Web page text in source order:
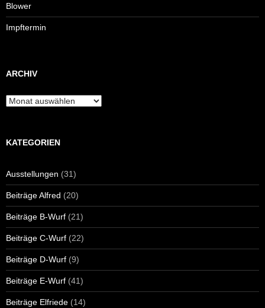
Blower
Impftermin
ARCHIV
Archiv
KATEGORIEN
Ausstellungen (31)
Beiträge Alfred (20)
Beiträge B-Wurf (21)
Beiträge C-Wurf (22)
Beiträge D-Wurf (9)
Beiträge E-Wurf (41)
Beiträge Elfriede (14)